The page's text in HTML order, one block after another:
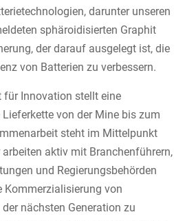
darunter unseren
sphäroidisierten Graphit
der darauf ausgelegt ist, die
von Batterien zu verbessern.
für Innovation stellt eine
von der Mine bis zum
steht im Mittelpunkt
arbeiten aktiv mit Branchenführern,
und Regierungsbehörden
Kommerzialisierung von
nächsten Generation zu